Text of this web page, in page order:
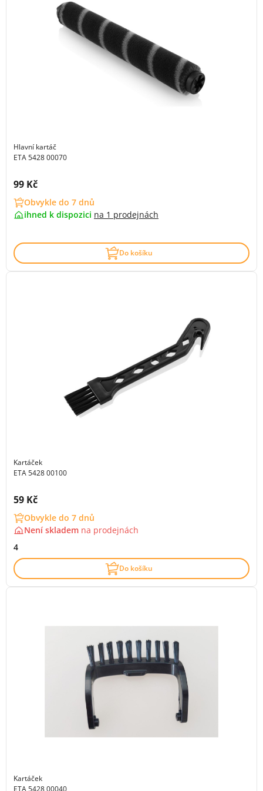
Hlavní kartáč
ETA 5428 00070
Cena s DPH:
99 Kč
Obvykle do 7 dnů
ihned k dispozici na 1 prodejnách
Do košíku
Kartáček
ETA 5428 00100
Cena s DPH:
59 Kč
Obvykle do 7 dnů
Není skladem na prodejnách
4
Do košíku
Kartáček